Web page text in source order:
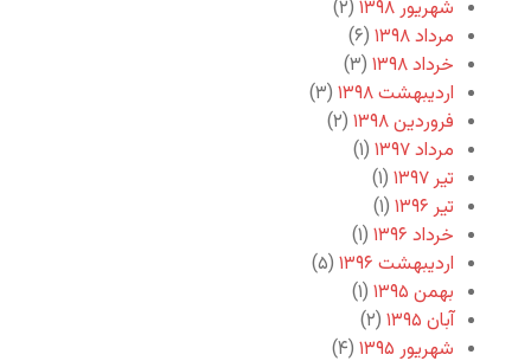
شهریور ۱۳۹۸
(۲)
مرداد ۱۳۹۸
(۶)
خرداد ۱۳۹۸
(۳)
اردیبهشت ۱۳۹۸
(۳)
فروردین ۱۳۹۸
(۲)
مرداد ۱۳۹۷
(۱)
تیر ۱۳۹۷
(۱)
تیر ۱۳۹۶
(۱)
خرداد ۱۳۹۶
(۱)
اردیبهشت ۱۳۹۶
(۵)
بهمن ۱۳۹۵
(۱)
آبان ۱۳۹۵
(۲)
شهریور ۱۳۹۵
(۴)